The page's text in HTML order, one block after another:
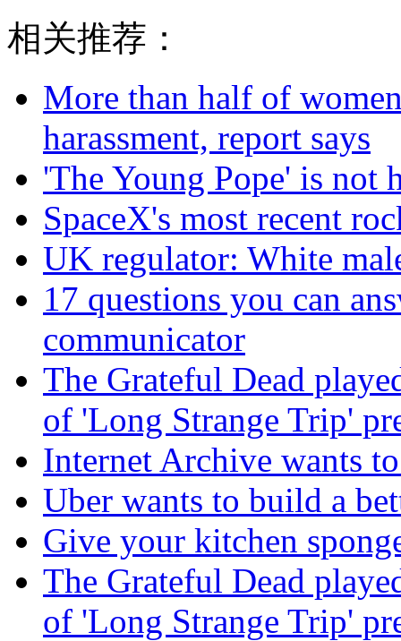
相关推荐：
More than half of
harassment, report says
'The Young Pope' is not
SpaceX's most recent
UK regulator: White
17 questions you can
communicator
The Grateful Dead
of 'Long Strange Trip'
Internet Archive wants
Uber wants to build a
Give your kitchen
The Grateful Dead
of 'Long Strange Trip'